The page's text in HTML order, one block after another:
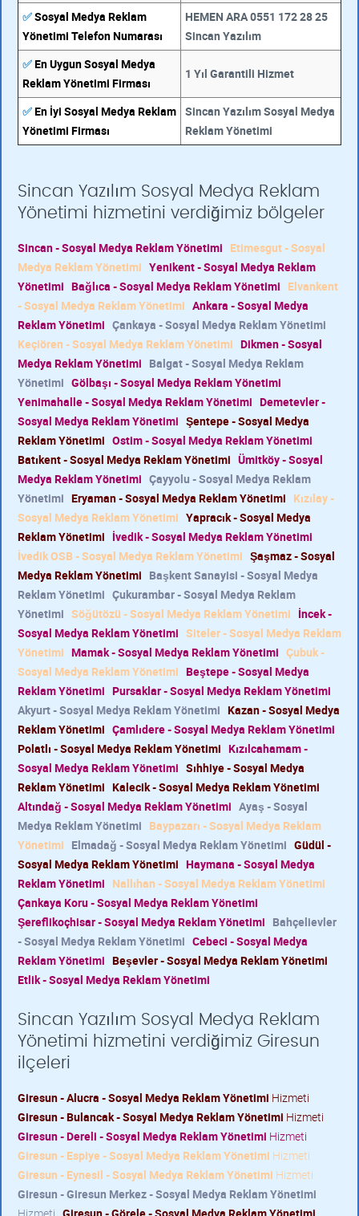
✅Sosyal Medya Reklam
Yönetimi Telefon Numarası
HEMEN ARA 0551 172 28 25
Sincan Yazılım
✅En Uygun Sosyal Medya
Reklam Yönetimi Firması
1 Yıl Garantili Hizmet
✅En İyi Sosyal Medya Reklam
Yönetimi Firması
Sincan Yazılım Sosyal Medya
Reklam Yönetimi
Sincan Yazılım Sosyal Medya Reklam
Yönetimi hizmetini verdiğimiz bölgeler
Sincan - Sosyal Medya Reklam Yönetimi Etimesgut - Sosyal
Medya Reklam Yönetimi Yenikent - Sosyal Medya Reklam
Yönetimi Bağlıca - Sosyal Medya Reklam Yönetimi Elvankent
- Sosyal Medya Reklam Yönetimi Ankara - Sosyal Medya
Reklam Yönetimi Çankaya - Sosyal Medya Reklam Yönetimi
Keçiören - Sosyal Medya Reklam Yönetimi Dikmen - Sosyal
Medya Reklam Yönetimi Balgat - Sosyal Medya Reklam
Yönetimi Gölbaşı - Sosyal Medya Reklam Yönetimi
Yenimahalle - Sosyal Medya Reklam Yönetimi Demetevler -
Sosyal Medya Reklam Yönetimi Şentepe - Sosyal Medya
Reklam Yönetimi Ostim - Sosyal Medya Reklam Yönetimi
Batıkent - Sosyal Medya Reklam Yönetimi Ümitköy - Sosyal
Medya Reklam Yönetimi Çayyolu - Sosyal Medya Reklam
Yönetimi Eryaman - Sosyal Medya Reklam Yönetimi Kızılay -
Sosyal Medya Reklam Yönetimi Yapracık - Sosyal Medya
Reklam Yönetimi İvedik - Sosyal Medya Reklam Yönetimi
İvedik OSB - Sosyal Medya Reklam Yönetimi Şaşmaz - Sosyal
Medya Reklam Yönetimi Başkent Sanayisi - Sosyal Medya
Reklam Yönetimi Çukurambar - Sosyal Medya Reklam
Yönetimi Söğütözü - Sosyal Medya Reklam Yönetimi İncek -
Sosyal Medya Reklam Yönetimi Siteler - Sosyal Medya Reklam
Yönetimi Mamak - Sosyal Medya Reklam Yönetimi Çubuk -
Sosyal Medya Reklam Yönetimi Beştepe - Sosyal Medya
Reklam Yönetimi Pursaklar - Sosyal Medya Reklam Yönetimi
Akyurt - Sosyal Medya Reklam Yönetimi Kazan - Sosyal Medya
Reklam Yönetimi Çamlıdere - Sosyal Medya Reklam Yönetimi
Polatlı - Sosyal Medya Reklam Yönetimi Kızılcahamam -
Sosyal Medya Reklam Yönetimi Sıhhiye - Sosyal Medya
Reklam Yönetimi Kalecik - Sosyal Medya Reklam Yönetimi
Altındağ - Sosyal Medya Reklam Yönetimi Ayaş - Sosyal
Medya Reklam Yönetimi Baypazarı - Sosyal Medya Reklam
Yönetimi Elmadağ - Sosyal Medya Reklam Yönetimi Güdül -
Sosyal Medya Reklam Yönetimi Haymana - Sosyal Medya
Reklam Yönetimi Nallıhan - Sosyal Medya Reklam Yönetimi
Çankaya Koru - Sosyal Medya Reklam Yönetimi
Şereflikoçhisar - Sosyal Medya Reklam Yönetimi Bahçelievler
- Sosyal Medya Reklam Yönetimi Cebeci - Sosyal Medya
Reklam Yönetimi Beşevler - Sosyal Medya Reklam Yönetimi
Etlik - Sosyal Medya Reklam Yönetimi
Sincan Yazılım Sosyal Medya Reklam
Yönetimi hizmetini verdiğimiz Giresun
ilçeleri
Giresun - Alucra - Sosyal Medya Reklam Yönetimi Hizmeti
Giresun - Bulancak - Sosyal Medya Reklam Yönetimi Hizmeti
Giresun - Dereli - Sosyal Medya Reklam Yönetimi Hizmeti
Giresun - Espiye - Sosyal Medya Reklam Yönetimi Hizmeti
Giresun - Eynesil - Sosyal Medya Reklam Yönetimi Hizmeti
Giresun - Giresun Merkez - Sosyal Medya Reklam Yönetimi